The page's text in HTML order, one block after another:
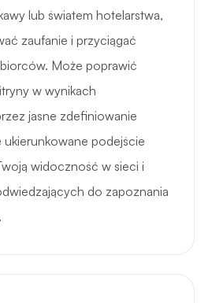
lub światem hotelarstwa,
zaufanie i przyciągać
Może poprawić
w wynikach
jasne zdefiniowanie
ukierunkowane podejście
widoczność w sieci i
do zapoznania